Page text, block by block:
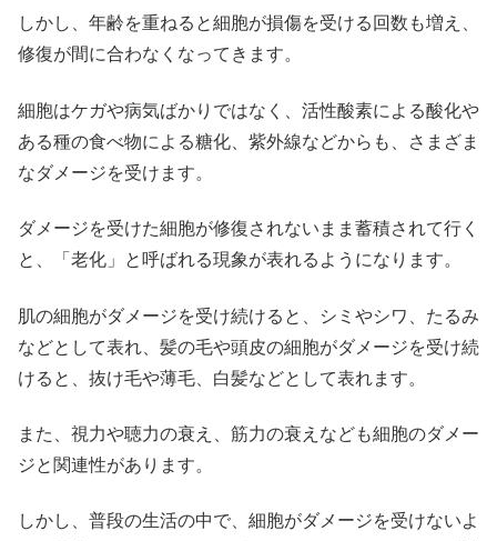
しかし、年齢を重ねると細胞が損傷を受ける回数も増え、
修復が間に合わなくなってきます。
細胞はケガや病気ばかりではなく、活性酸素による酸化や
ある種の食べ物による糖化、紫外線などからも、さまざま
なダメージを受けます。
ダメージを受けた細胞が修復されないまま蓄積されて行く
と、「老化」と呼ばれる現象が表れるようになります。
肌の細胞がダメージを受け続けると、シミやシワ、たるみ
などとして表れ、髪の毛や頭皮の細胞がダメージを受け続
けると、抜け毛や薄毛、白髪などとして表れます。
また、視力や聴力の衰え、筋力の衰えなども細胞のダメー
ジと関連性があります。
しかし、普段の生活の中で、細胞がダメージを受けないよ